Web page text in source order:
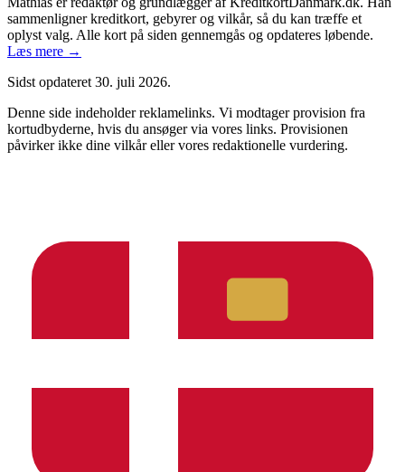
sammenligner kreditkort, gebyrer og vilkår, så du kan træffe et
oplyst valg. Alle kort på siden gennemgås og opdateres løbende.
Læs mere →
Sidst opdateret 30. juli 2026.
Denne side indeholder reklamelinks. Vi modtager provision fra
kortudbyderne, hvis du ansøger via vores links. Provisionen
påvirker ikke dine vilkår eller vores redaktionelle vurdering.